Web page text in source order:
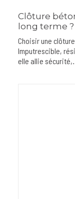
Clôture
long terme ?
Choisir une
Imputrescible,
elle allie sécurité,…